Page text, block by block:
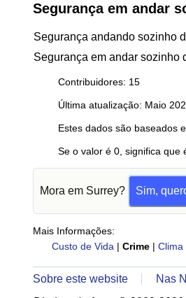
Segurança em andar
Segurança andando sozinho
Segurança em andar sozinho
Contribuidores: 15
Última atualização: Maio
Estes dados são baseados
Se o valor é 0, significa que
Mora em Surrey? Sim,
Mais Informações:
Custo de Vida | Crime | Clima
Sobre este website
Nas